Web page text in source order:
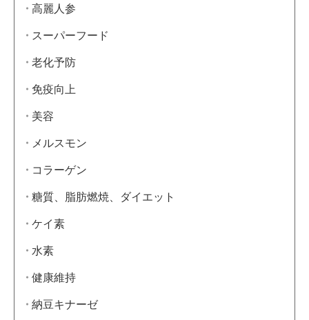
高麗人参
スーパーフード
老化予防
免疫向上
美容
メルスモン
コラーゲン
糖質、脂肪燃焼、ダイエット
ケイ素
水素
健康維持
納豆キナーゼ